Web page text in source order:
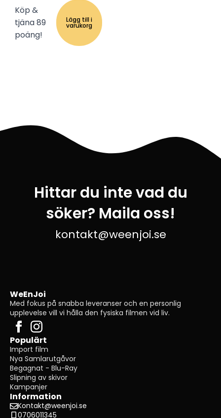
Köp &
tjäna 89
poäng!
Lägg till i
varukorg
Hittar du inte vad du
söker? Maila oss!
kontakt@weenjoi.se
WeEnJoi
Med fokus på snabba leveranser och en personlig
upplevelse vill vi hålla den fysiska filmen vid liv.
Populärt
Import film
Nya Samlarutgåvor
Begagnat - Blu-Ray
Slipning av skivor
Kampanjer
Information
Kontakt@weenjoi.se
0706011345